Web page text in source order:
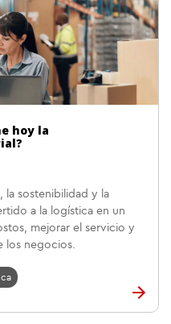
hoy la
la sostenibilidad y la
a la logística en un
mejorar el servicio y
los negocios.